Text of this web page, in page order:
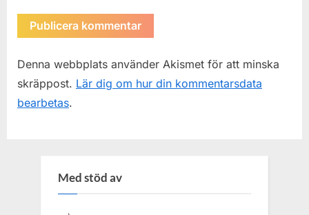
Denna webbplats använder Akismet för att minska
skräppost. Lär dig om hur din kommentarsdata
bearbetas.
Med stöd av